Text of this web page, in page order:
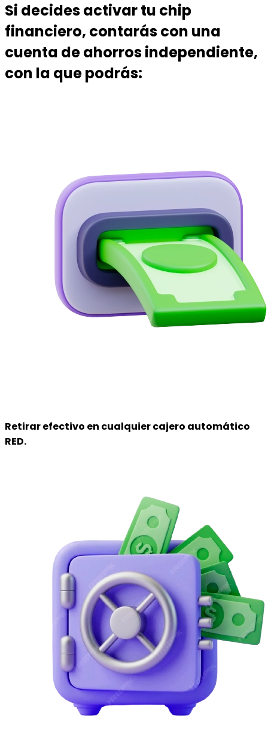
Si decides activar tu chip
financiero, contarás con una
cuenta de ahorros independiente,
con la que podrás:
Retirar efectivo en cualquier cajero automático
RED.